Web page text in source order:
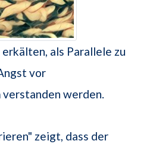
als Parallele zu
vor
verstanden werden.
zeigt, dass der